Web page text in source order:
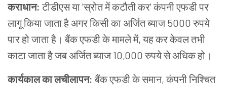
कराधान:टीडीएस या 'स्रोत में कटौती कर' कंपनी एफडी पर
लागू किया जाता है अगर किसी का अर्जित ब्याज 5000 रुपये
पार हो जाता है। बैंक एफडी के मामले में, यह कर केवल तभी
काटा जाता है जब अर्जित ब्याज 10,000 रुपये से अधिक हो।
कार्यकाल का लचीलापन: बैंक एफडी के समान, कंपनी निश्चित